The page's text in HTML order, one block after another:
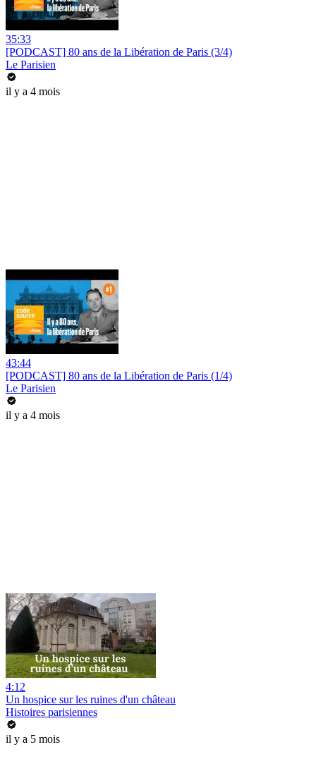
35:33
[PODCAST] 80 ans de la Libération de Paris (3/4)
Le Parisien
il y a 4 mois
43:44
[PODCAST] 80 ans de la Libération de Paris (1/4)
Le Parisien
il y a 4 mois
4:12
Un hospice sur les ruines d'un château
Histoires parisiennes
il y a 5 mois